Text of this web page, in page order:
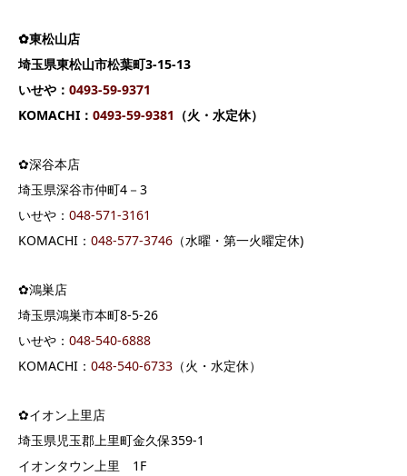
✿東松山店
埼玉県東松山市松葉町3-15-13
いせや： 0493-59-9371
KOMACHI： 0493-59-9381 （火・水定休）
✿深谷本店
埼玉県深谷市仲町4－3
いせや： 048-571-3161
KOMACHI： 048-577-3746 （水曜・第一火曜定休)
✿鴻巣店
埼玉県鴻巣市本町8-5-26
いせや： 048-540-6888
KOMACHI： 048-540-6733 （火・水定休）
✿イオン上里店
埼玉県児玉郡上里町金久保359-1
イオンタウン上里 1F